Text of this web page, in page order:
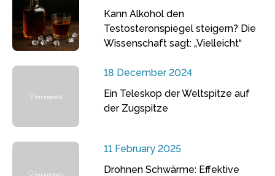
Kann Alkohol den
Testosteronspiegel steigern? Die
Wissenschaft sagt: „Vielleicht“
18 December 2024
Ein Teleskop der Weltspitze auf
der Zugspitze
11 February 2025
Drohnen Schwärme: Effektive